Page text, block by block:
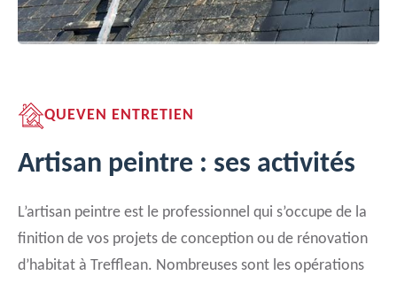
QUEVEN ENTRETIEN
Artisan peintre : ses activités
L’artisan peintre est le professionnel qui s’occupe de la
finition de vos projets de conception ou de rénovation
d’habitat à Trefflean. Nombreuses sont les opérations